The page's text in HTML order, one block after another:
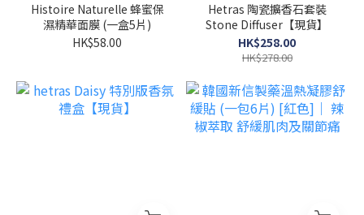
Histoire Naturelle 蜂蜜保
濕精華面膜 (一盒5片)
HK$58.00
Hetras 陶瓷擴香石套裝
Stone Diffuser【現貨】
HK$258.00
HK$278.00